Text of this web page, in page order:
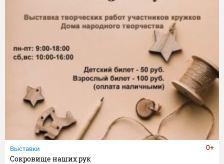
Выставки
Сокровище наших рук
0+